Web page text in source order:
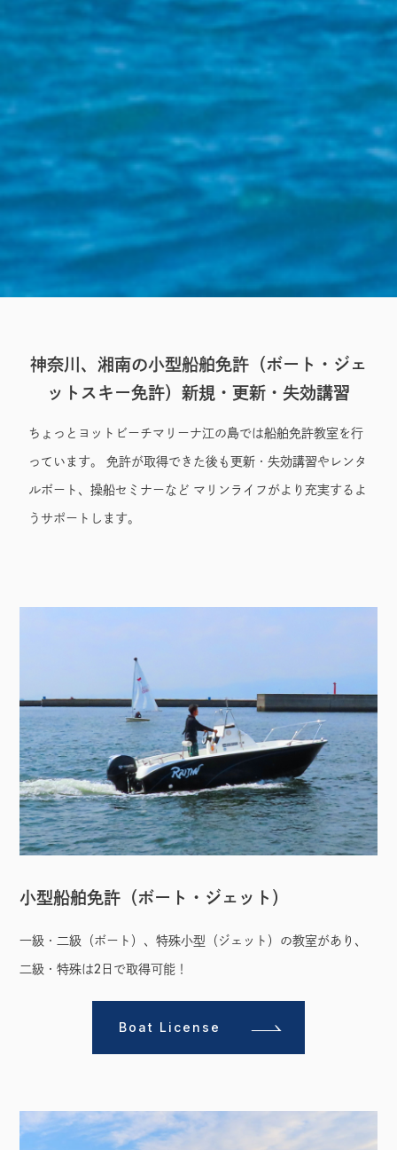
License
神奈川、湘南の小型船舶免許（ボート・ジェ
ットスキー免許）新規・更新・失効講習
ちょっとヨットビーチマリーナ江の島では船舶免許教室を行
っています。 免許が取得できた後も更新・失効講習やレンタ
ルボート、操船セミナーなど マリンライフがより充実するよ
うサポートします。
小型船舶免許（ボート・ジェット）
一級・二級（ボート）、特殊小型（ジェット）の教室があり、
二級・特殊は2日で取得可能！
Boat License